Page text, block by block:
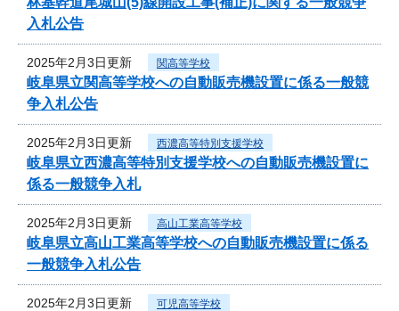
入札公告
2025年2月3日更新 関高等学校
岐阜県立関高等学校への自動販売機設置に係る一般競
争入札公告
2025年2月3日更新 西濃高等特別支援学校
岐阜県立西濃高等特別支援学校への自動販売機設置に
係る一般競争入札
2025年2月3日更新 高山工業高等学校
岐阜県立高山工業高等学校への自動販売機設置に係る
一般競争入札公告
2025年2月3日更新 可児高等学校